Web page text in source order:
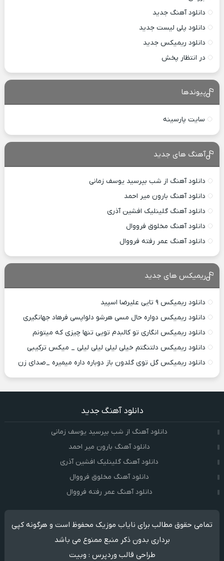
دانلود آهنگ جدید
دانلود پلی لیست جدید
دانلود ریمیکس جدید
در انتظار پخش
پیوندها
سایت پارسینه
آهنگ های جدید
دانلود آهنگ از شب بپرسید یوسف زمانی
دانلود آهنگ بارون میر احمد
دانلود آهنگ گلینلیک افشین آذری
دانلود آهنگ مخلوق فرووال
دانلود آهنگ عمر رفته فرووال
ریمیکس های جدید
دانلود ریمیکس ۹ تایی علیرضا اسپید
دانلود ریمیکس دواره حال مسی هرشو دلواپسی فرهاد جهانگیری
دانلود ریمیکس انگاری تو کالبدم تویی تنها چیزی که میتونم
دانلود ریمیکس دلتنگتم خیلی لیلی لیلی لیلی _ میکس ترکیبی
دانلود ریمیکس گل توی گلدون باز دوباره داره میمیره _صدای زن
دانلود آهنگ جدید
دانلود آهنگ از شب بپرسید یوسف زمانی
دانلود آهنگ بارون میر احمد
دانلود آهنگ گلینلیک افشین آذری
دانلود آهنگ مخلوق فرووال
دانلود آهنگ عمر رفته فرووال
تمامی حقوق مطالب برای نایاب موزیک محفوظ است و هرگونه کپی
برداری بدون ذکر منبع ممنوع می باشد
طراحی قالب وردپرس : وبیت